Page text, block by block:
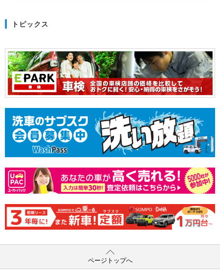
トピックス
ページトップへ